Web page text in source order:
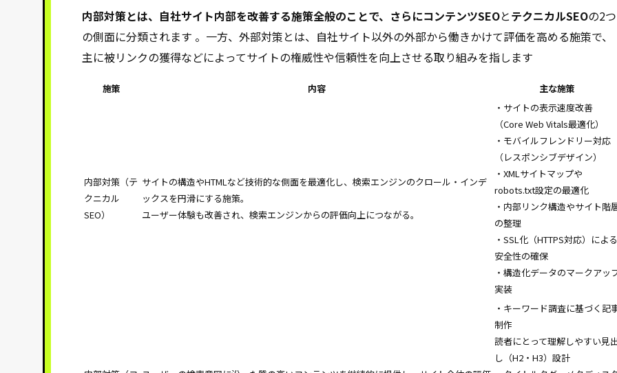
内部対策とは、自社サイト内部を改善する施策全般のことで、さらにコンテンツSEOとテクニカルSEOの2つ
の側面に分類されます 。一方、外部対策とは、自社サイト以外の外部から働きかけて評価を高める施策で、
主に被リンクの獲得などによってサイトの権威性や信頼性を向上させる取り組みを指します
施策 内容 主な施策
内部対策（テ
クニカル
SEO）
サイトの構造やHTMLなど技術的な側面を最適化し、検索エンジンのクロール・インデ
ックスを円滑にする施策。
ユーザー体験も改善され、検索エンジンからの評価向上につながる。
・サイトの表示速度改善
（Core Web Vitals最適化）
・モバイルフレンドリー対応
（レスポンシブデザイン）
・XMLサイトマップや
robots.txt設定の最適化
・内部リンク構造やサイト階
の整理
・SSL化（HTTPS対応）による
安全性の確保
・構造化データのマークアッ
実装
・キーワード調査に基づく記
制作
読者にとって理解しやすい見
し（H2・H3）設計